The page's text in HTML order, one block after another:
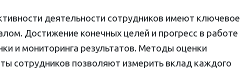
деятельности сотрудников имеют ключевое
Достижение конечных целей и прогресс в работе
и мониторинга результатов. Методы оценки
сотрудников позволяют измерить вклад каждого